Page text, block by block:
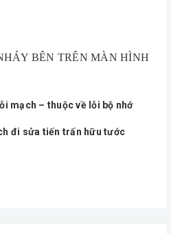
BÊN TRÊN MÀN HÌNH
mạch – thuộc về lỗi bộ nhớ
đi sửa tiến trấn hữu tước